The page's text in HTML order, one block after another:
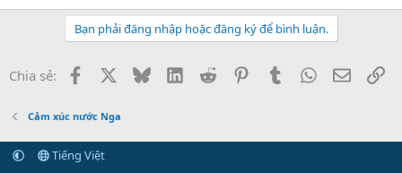
Bạn phải đăng nhập hoặc đăng ký để bình luận.
Chia sẻ: Facebook BlueskyLinkedInReddit PinterestTumblrWhatsApp
Email
Cảm xúc nước Nga
Tiếng Việt